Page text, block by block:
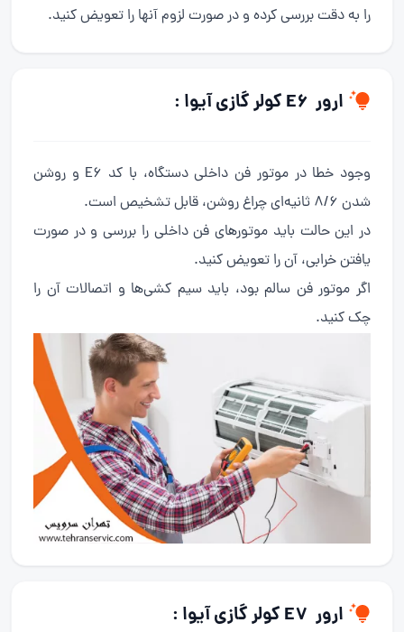
را به دقت بررسی کرده و در صورت لزوم آنها را تعویض کنید.
ارور E6 کولر گازی آیوا :
وجود خطا در موتور فن داخلی دستگاه، با کد E6 و روشن
شدن 8/6 ثانیه‌ای چراغ روشن، قابل تشخیص است.
در این حالت باید موتورهای فن داخلی را بررسی و در صورت
یافتن خرابی، آن را تعویض کنید.
اگر موتور فن سالم بود، باید سیم کشی‌ها و اتصالات آن را
چک کنید.
ارور E7 کولر گازی آیوا :